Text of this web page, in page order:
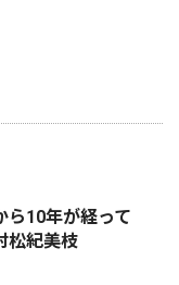
ら10年が経って
紀美枝